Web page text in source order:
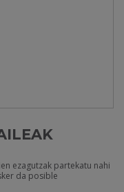
ezagutzak partekatu nahi
da posible